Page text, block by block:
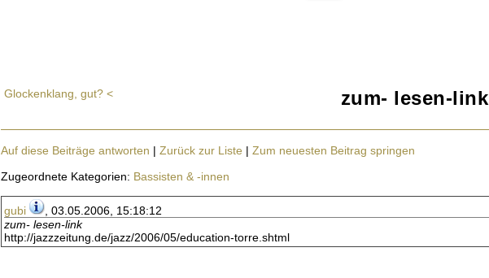
Glockenklang, gut? < zum- lesen-link
Auf diese Beiträge antworten | Zurück zur Liste | Zum neuesten Beitrag springen
Zugeordnete Kategorien: Bassisten & -innen
gubi
, 03.05.2006, 15:18:12
zum- lesen-link
http://jazzzeitung.de/jazz/2006/05/education-torre.shtml